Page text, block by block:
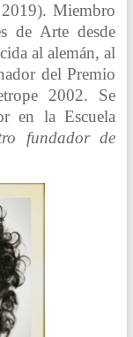
Miembro
de Arte desde
al alemán, al
del Premio
2002. Se
en la Escuela
fundador de